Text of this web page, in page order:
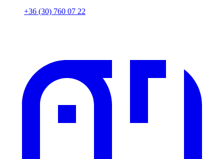
+36 (30) 760 07 22